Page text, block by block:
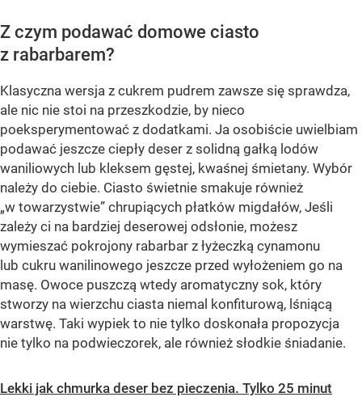
Z czym podawać domowe ciasto
z rabarbarem?
Klasyczna wersja z cukrem pudrem zawsze się sprawdza,
ale nic nie stoi na przeszkodzie, by nieco
poeksperymentować z dodatkami. Ja osobiście uwielbiam
podawać jeszcze ciepły deser z solidną gałką lodów
waniliowych lub kleksem gęstej, kwaśnej śmietany. Wybór
należy do ciebie. Ciasto świetnie smakuje również
„w towarzystwie” chrupiących płatków migdałów, Jeśli
zależy ci na bardziej deserowej odsłonie, możesz
wymieszać pokrojony rabarbar z łyżeczką cynamonu
lub cukru wanilinowego jeszcze przed wyłożeniem go na
masę. Owoce puszczą wtedy aromatyczny sok, który
stworzy na wierzchu ciasta niemal konfiturową, lśniącą
warstwę. Taki wypiek to nie tylko doskonała propozycja
nie tylko na podwieczorek, ale również słodkie śniadanie.
Lekki jak chmurka deser bez pieczenia. Tylko 25 minut